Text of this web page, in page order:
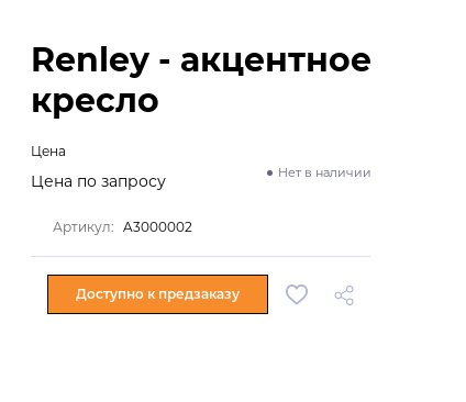
Renley - акцентное
кресло
Цена
Нет в наличии
Цена по запросу
Артикул: A3000002
Доступно к предзаказу